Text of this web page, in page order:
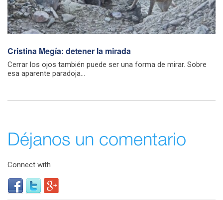
Cristina Megía: detener la mirada
Cerrar los ojos también puede ser una forma de mirar. Sobre
esa aparente paradoja...
Déjanos un comentario
Connect with